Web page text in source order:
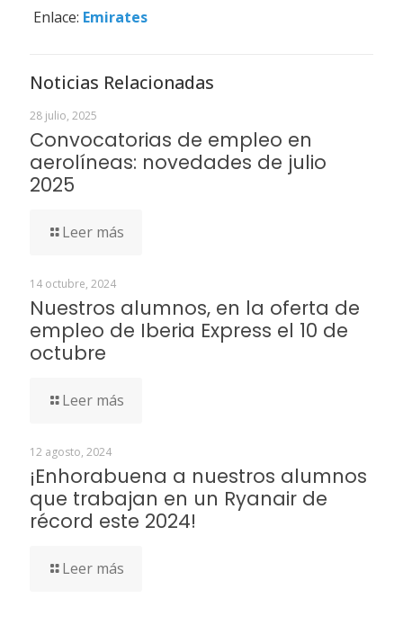
Enlace: Emirates
Noticias Relacionadas
28 julio, 2025
Convocatorias de empleo en
aerolíneas: novedades de julio
2025
Leer más
14 octubre, 2024
Nuestros alumnos, en la oferta de
empleo de Iberia Express el 10 de
octubre
Leer más
12 agosto, 2024
¡Enhorabuena a nuestros alumnos
que trabajan en un Ryanair de
récord este 2024!
Leer más